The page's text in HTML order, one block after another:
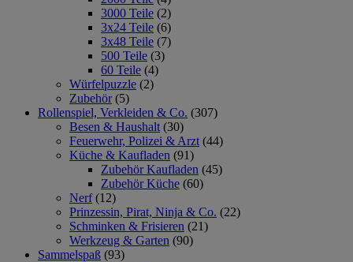
3000 Teile (2)
3x24 Teile (6)
3x48 Teile (7)
500 Teile (3)
60 Teile (4)
Würfelpuzzle (2)
Zubehör (5)
Rollenspiel, Verkleiden & Co. (307)
Besen & Haushalt (30)
Feuerwehr, Polizei & Arzt (44)
Küche & Kaufladen (91)
Zubehör Kaufladen (45)
Zubehör Küche (60)
Nerf (12)
Prinzessin, Pirat, Ninja & Co. (22)
Schminken & Frisieren (21)
Werkzeug & Garten (90)
Sammelspaß (93)